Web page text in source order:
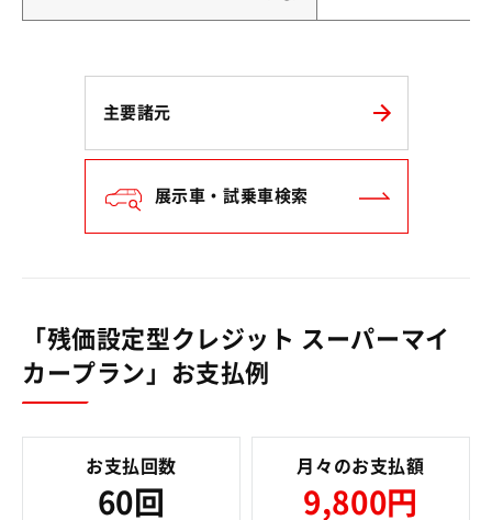
主要諸元
展示車・試乗車検索
「残価設定型クレジット スーパーマイ
カープラン」お支払例
お支払回数
60回
月々のお支払額
9,800円